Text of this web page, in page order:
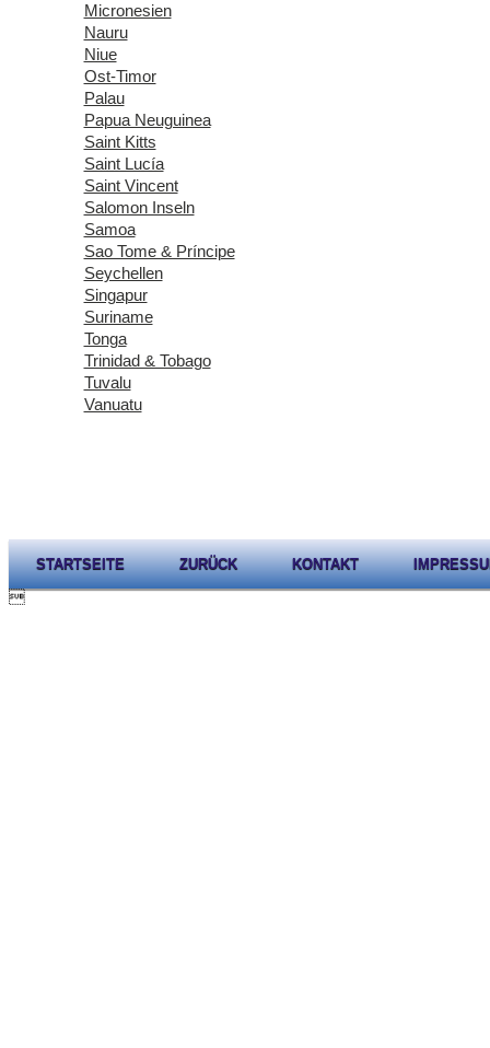
Micronesien
Nauru
Niue
Ost-Timor
Palau
Papua Neuguinea
Saint Kitts
Saint Lucía
Saint Vincent
Salomon Inseln
Samoa
Sao Tome & Príncipe
Seychellen
Singapur
Suriname
Tonga
Trinidad & Tobago
Tuvalu
Vanuatu
STARTSEITE ZURÜCK KONTAKT
